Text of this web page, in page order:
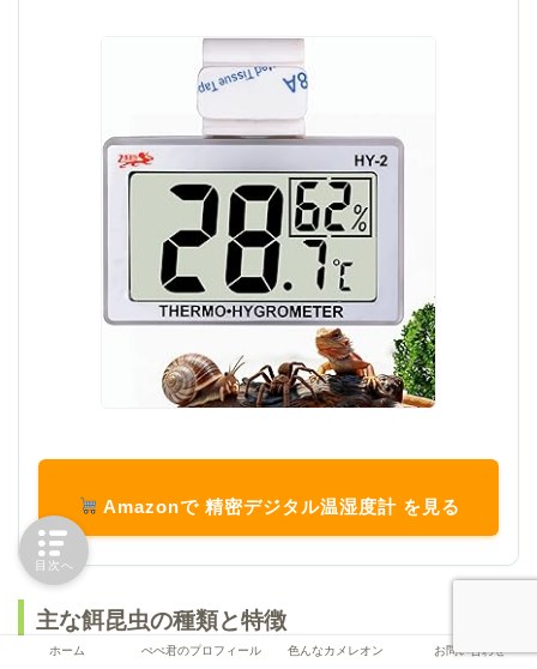
Amazonで 精密デジタル温湿度計 を見る
主な餌昆虫の種類と特徴
ホーム ぺぺ君のプロフィール 色んなカメレオン お問い合わせ
目次へ